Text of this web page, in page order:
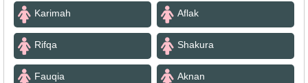
Karimah Aflak
Rifqa Shakura
Fauqia Aknan